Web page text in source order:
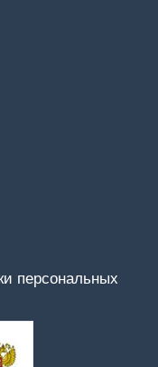
персональных